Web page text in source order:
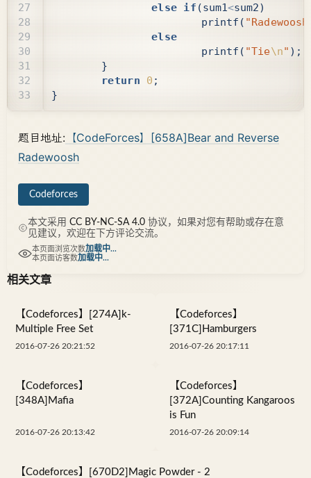
else if (sum1<sum2)
printf ( "Radewoosh
else
printf ( "Tie\n" );
}
return
0 ;
}
题目地址: 【CodeForces】[658A]Bear and Reverse
Radewoosh
Codeforces
本文采用 CC BY-NC-SA 4.0协议，如果对您有帮助或存在意
见建议，欢迎在下方评论交流。
本页面浏览次数加载中...
本页面访客数加载中...
相关文章
【Codeforces】[274A]k-
Multiple Free Set
2016-07-26 20:21:52
【Codeforces】
[371C]Hamburgers
2016-07-26 20:17:11
【Codeforces】
[348A]Mafia
2016-07-26 20:13:42
【Codeforces】
[372A]Counting Kangaroos
is Fun
2016-07-26 20:09:14
【Codeforces】[670D2]Magic Powder - 2